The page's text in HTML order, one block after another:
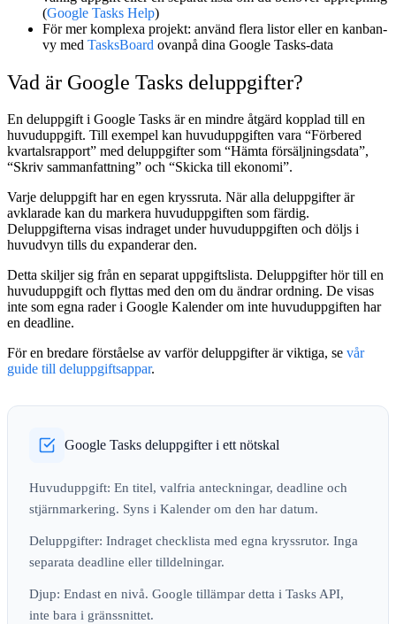
(Google Tasks Help)
För mer komplexa projekt: använd flera listor eller en kanban-
vy med TasksBoard ovanpå dina Google Tasks-data
Vad är Google Tasks deluppgifter?
En deluppgift i Google Tasks är en mindre åtgärd kopplad till en
huvuduppgift. Till exempel kan huvuduppgiften vara “Förbered
kvartalsrapport” med deluppgifter som “Hämta försäljningsdata”,
“Skriv sammanfattning” och “Skicka till ekonomi”.
Varje deluppgift har en egen kryssruta. När alla deluppgifter är
avklarade kan du markera huvuduppgiften som färdig.
Deluppgifterna visas indraget under huvuduppgiften och döljs i
huvudvyn tills du expanderar den.
Detta skiljer sig från en separat uppgiftslista. Deluppgifter hör till en
huvuduppgift och flyttas med den om du ändrar ordning. De visas
inte som egna rader i Google Kalender om inte huvuduppgiften har
en deadline.
För en bredare förståelse av varför deluppgifter är viktiga, se vår
guide till deluppgiftsappar.
Google Tasks deluppgifter i ett nötskal
Huvuduppgift: En titel, valfria anteckningar, deadline och
stjärnmarkering. Syns i Kalender om den har datum.
Deluppgifter: Indraget checklista med egna kryssrutor. Inga
separata deadline eller tilldelningar.
Djup: Endast en nivå. Google tillämpar detta i Tasks API,
inte bara i gränssnittet.